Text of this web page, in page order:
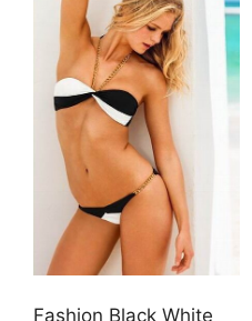
Fashion Black White